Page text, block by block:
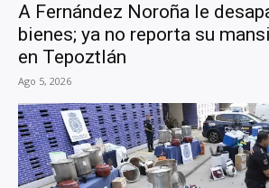
A Fernández Noroña le
bienes; ya no reporta su
en Tepoztlán
Ago 5, 2026